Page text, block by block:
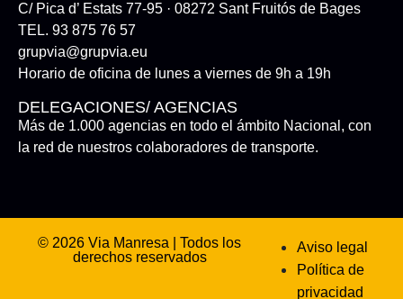
C/ Pica d’ Estats 77-95 · 08272 Sant Fruitós de Bages
TEL. 93 875 76 57
grupvia@grupvia.eu
Horario de oficina de lunes a viernes de 9h a 19h
DELEGACIONES/ AGENCIAS
Más de 1.000 agencias en todo el ámbito Nacional, con
la red de nuestros colaboradores de transporte.
© 2026 Via Manresa | Todos los
derechos reservados
Aviso legal
Política de
privacidad